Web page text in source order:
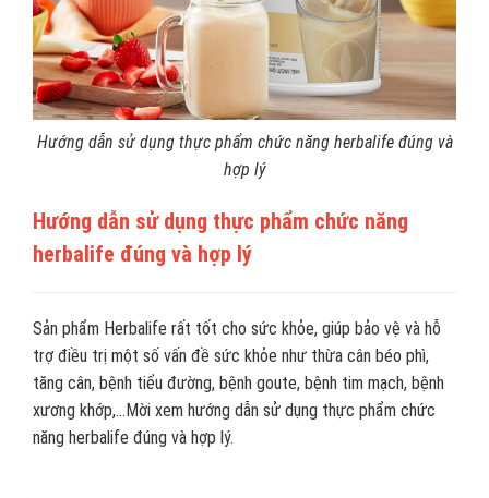
Hướng dẫn sử dụng thực phẩm chức năng herbalife đúng và
hợp lý
Hướng dẫn sử dụng thực phẩm chức năng
herbalife đúng và hợp lý
Sản phẩm Herbalife rất tốt cho sức khỏe, giúp bảo vệ và hỗ
trợ điều trị một số vấn đề sức khỏe như thừa cân béo phì,
tăng cân, bệnh tiểu đường, bệnh goute, bệnh tim mạch, bệnh
xương khớp,...Mời xem hướng dẫn sử dụng thực phẩm chức
năng herbalife đúng và hợp lý.